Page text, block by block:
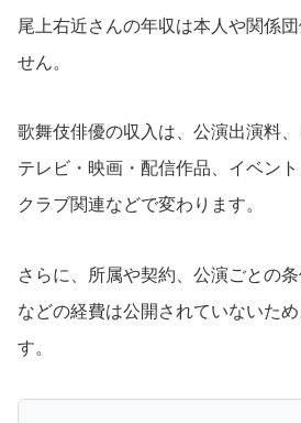
尾上右近さんの年収は本人や関係
せん。
歌舞伎俳優の収入は、公演出演料、
テレビ・映画・配信作品、イベン
クラブ関連などで変わります。
さらに、所属や契約、公演ごとの
などの経費は公開されていないた
す。